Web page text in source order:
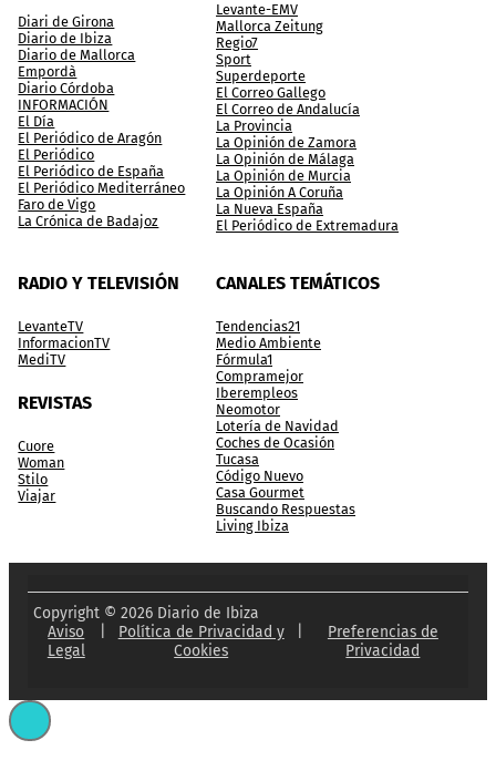
Diari de Girona
Diario de Ibiza
Diario de Mallorca
Empordà
Diario Córdoba
INFORMACIÓN
El Día
El Periódico de Aragón
El Periódico
El Periódico de España
El Periódico Mediterráneo
Faro de Vigo
La Crónica de Badajoz
Levante-EMV
Mallorca Zeitung
Regio7
Sport
Superdeporte
El Correo Gallego
El Correo de Andalucía
La Provincia
La Opinión de Zamora
La Opinión de Málaga
La Opinión de Murcia
La Opinión A Coruña
La Nueva España
El Periódico de Extremadura
RADIO Y TELEVISIÓN
LevanteTV
InformacionTV
MediTV
REVISTAS
Cuore
Woman
Stilo
Viajar
CANALES TEMÁTICOS
Tendencias21
Medio Ambiente
Fórmula1
Compramejor
Iberempleos
Neomotor
Lotería de Navidad
Coches de Ocasión
Tucasa
Código Nuevo
Casa Gourmet
Buscando Respuestas
Living Ibiza
Copyright © 2026 Diario de Ibiza
Aviso
Legal
Política de Privacidad y
Cookies
Preferencias de
Privacidad